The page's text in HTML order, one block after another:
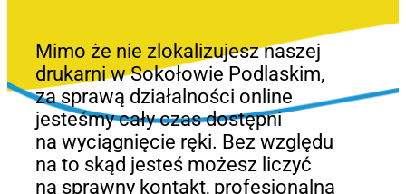
Mimo że nie zlokalizujesz naszej
drukarni w Sokołowie Podlaskim,
za sprawą działalności online
jesteśmy cały czas dostępni
na wyciągnięcie ręki. Bez względu
na to skąd jesteś możesz liczyć
na sprawny kontakt, profesjonalną